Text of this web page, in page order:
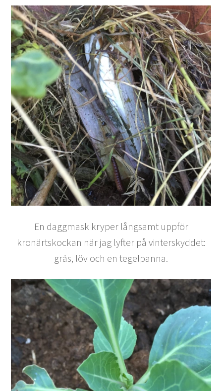
En daggmask kryper långsamt uppför
kronärtskockan när jag lyfter på vinterskyddet:
gräs, löv och en tegelpanna.